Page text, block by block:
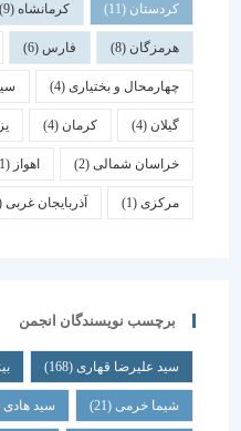
کردستان(11) کرمانشاه(9)
هرمزگان(8) فارس
چهارمحال و بختیاری (4) سیستان و
کرمان یزد
خراسان شمالی(2) اهواز
(1) آذربایجان غربی(1)
برچسب نویسندگان انجمن
سید علیرضا قهاری(168) بیژن علی
شیما خرمی(21) سید هادی